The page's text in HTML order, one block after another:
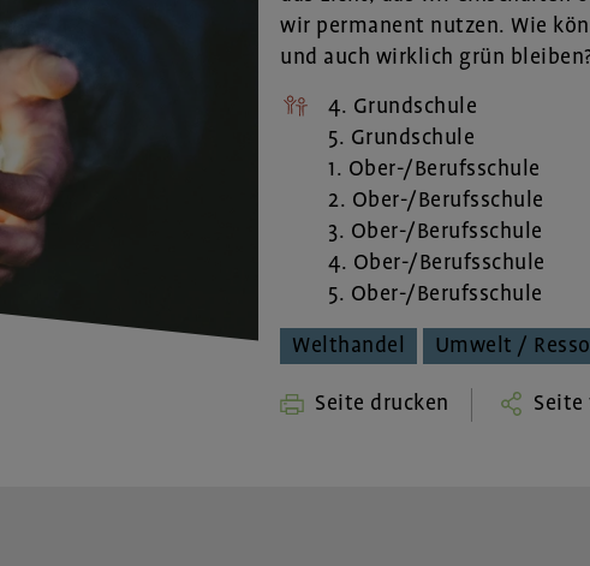
wir permanent nutzen. Wie
und auch wirklich grün
4. Grundschule
5. Grundschule
1. Ober-/Berufsschule
2. Ober-/Berufsschule
3. Ober-/Berufsschule
4. Ober-/Berufsschule
5. Ober-/Berufsschule
Welthandel Umwelt /
Seite drucken